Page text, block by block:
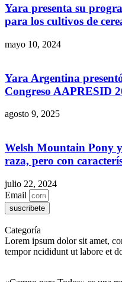
Yara presenta su
para los cultivos de
mayo 10, 2024
Yara Argentina
Congreso AAPRESID
agosto 9, 2025
Welsh Mountain Pony
raza, pero con
julio 22, 2024
Email
suscribete
Categoría
Lorem ipsum dolor sit amet,
tempor ncididunt ut labore et